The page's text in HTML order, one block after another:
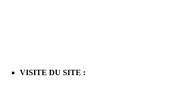
VISITE DU SITE :